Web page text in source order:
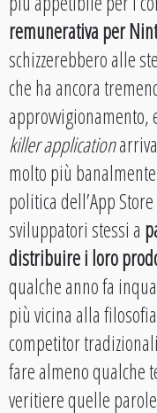
remunerativa per
schizzerebbero alle
che ha ancora
approvvigionamento,
killer application
molto più
politica dell’App
sviluppatori stessi a
distribuire i loro
qualche anno fa
più vicina alla
competitor
fare almeno qualche
veritiere quelle